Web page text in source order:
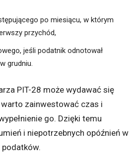
po miesiącu, w którym
przychód,
jeśli podatnik odnotował
grudniu.
PIT-28 może wydawać się
zainwestować czas i
go. Dzięki temu
i niepotrzebnych opóźnień w